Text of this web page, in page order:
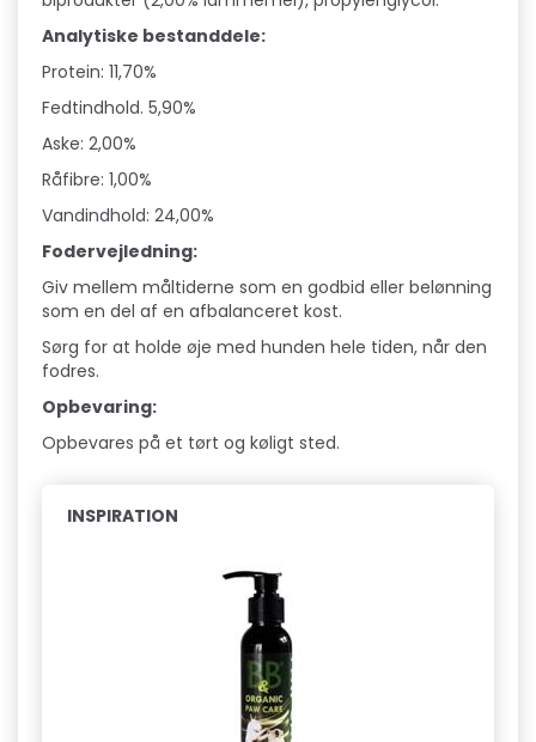
Analytiske bestanddele:
Protein: 11,70%
Fedtindhold. 5,90%
Aske: 2,00%
Råfibre: 1,00%
Vandindhold: 24,00%
Fodervejledning:
Giv mellem måltiderne som en godbid eller belønning
som en del af en afbalanceret kost.
Sørg for at holde øje med hunden hele tiden, når den
fodres.
Opbevaring:
Opbevares på et tørt og køligt sted.
INSPIRATION